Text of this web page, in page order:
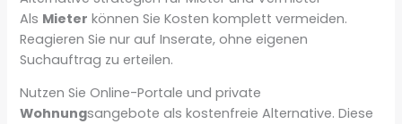
Als Mieter können Sie Kosten komplett vermeiden.
Reagieren Sie nur auf Inserate, ohne eigenen
Suchauftrag zu erteilen.
Nutzen Sie Online-Portale und private
Wohnungsangebote als kostenfreie Alternative. Diese